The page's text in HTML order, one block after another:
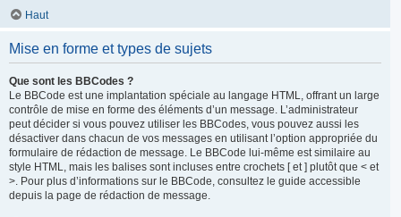
Haut
Mise en forme et types de sujets
Que sont les BBCodes ?
Le BBCode est une implantation spéciale au langage HTML, offrant un large
contrôle de mise en forme des éléments d’un message. L’administrateur
peut décider si vous pouvez utiliser les BBCodes, vous pouvez aussi les
désactiver dans chacun de vos messages en utilisant l’option appropriée du
formulaire de rédaction de message. Le BBCode lui-même est similaire au
style HTML, mais les balises sont incluses entre crochets [ et ] plutôt que < et
>. Pour plus d’informations sur le BBCode, consultez le guide accessible
depuis la page de rédaction de message.